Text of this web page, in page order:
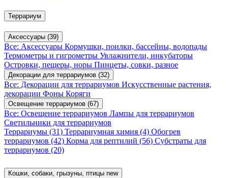
Террариум
Аксессуары (39)
Все: Аксессуары Кормушки, поилки, бассейны, водопады
Термометры и гигрометры Увлажнители, инкубаторы
Островки, пещеры, норы Пинцеты, совки, разное
Декорации для террариумов (32)
Все: Декорации для террариумов Искусственные растения,
декорации Фоны Коряги
Освещение террариумов (67)
Все: Освещение террариумов Лампы для террариумов
Светильники для террариумов
Террариумы (31) Террариумная химия (4) Обогрев
террариумов (42) Корма для рептилий (56) Субстраты для
террариумов (20)
Кошки, собаки, грызуны, птицы new